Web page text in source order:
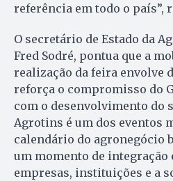
referência em todo o país”,
O secretário de Estado da
Fred Sodré, pontua que a
realização da feira envolve
reforça o compromisso do
com o desenvolvimento do
Agrotins é um dos eventos
calendário do agronegócio
um momento de
empresas, instituições e a